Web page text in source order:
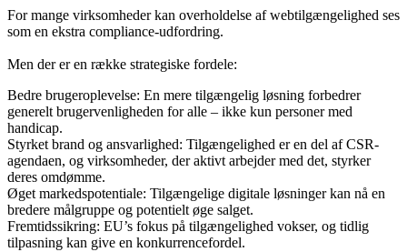
For mange virksomheder kan overholdelse af webtilgængelighed ses
som en ekstra compliance-udfordring.
Men der er en række strategiske fordele:
Bedre brugeroplevelse: En mere tilgængelig løsning forbedrer
generelt brugervenligheden for alle – ikke kun personer med
handicap.
Styrket brand og ansvarlighed: Tilgængelighed er en del af CSR-
agendaen, og virksomheder, der aktivt arbejder med det, styrker
deres omdømme.
Øget markedspotentiale: Tilgængelige digitale løsninger kan nå en
bredere målgruppe og potentielt øge salget.
Fremtidssikring: EU’s fokus på tilgængelighed vokser, og tidlig
tilpasning kan give en konkurrencefordel.